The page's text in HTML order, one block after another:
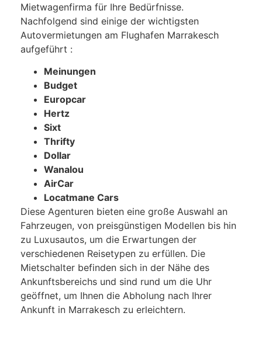
Mietwagenfirma für Ihre Bedürfnisse.
Nachfolgend sind einige der wichtigsten
Autovermietungen am Flughafen Marrakesch
aufgeführt :
Meinungen
Budget
Europcar
Hertz
Sixt
Thrifty
Dollar
Wanalou
AirCar
Locatmane Cars
Diese Agenturen bieten eine große Auswahl an
Fahrzeugen, von preisgünstigen Modellen bis hin
zu Luxusautos, um die Erwartungen der
verschiedenen Reisetypen zu erfüllen. Die
Mietschalter befinden sich in der Nähe des
Ankunftsbereichs und sind rund um die Uhr
geöffnet, um Ihnen die Abholung nach Ihrer
Ankunft in Marrakesch zu erleichtern.